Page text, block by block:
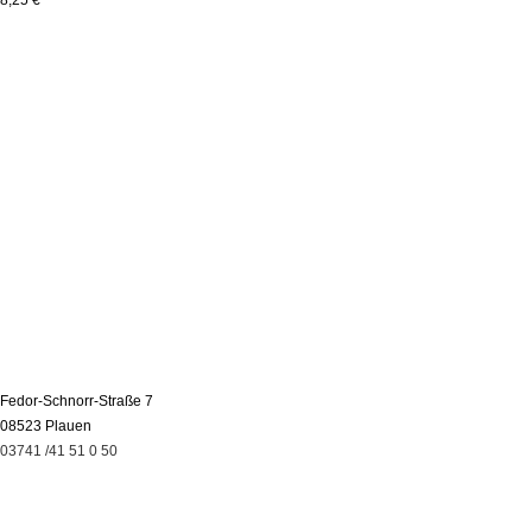
Fedor-Schnorr-Straße 7
08523 Plauen
03741 /41 51 0 50